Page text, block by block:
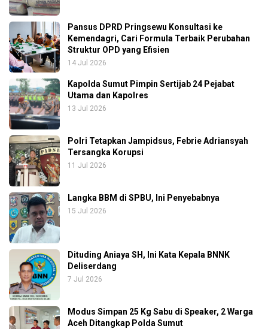
Pansus DPRD Pringsewu Konsultasi ke
Kemendagri, Cari Formula Terbaik Perubahan
Struktur OPD yang Efisien
14 Jul 2026
Kapolda Sumut Pimpin Sertijab 24 Pejabat
Utama dan Kapolres
13 Jul 2026
Polri Tetapkan Jampidsus, Febrie Adriansyah
Tersangka Korupsi
11 Jul 2026
Langka BBM di SPBU, Ini Penyebabnya
15 Jul 2026
Dituding Aniaya SH, Ini Kata Kepala BNNK
Deliserdang
7 Jul 2026
Modus Simpan 25 Kg Sabu di Speaker, 2 Warga
Aceh Ditangkap Polda Sumut